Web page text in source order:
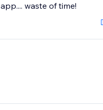
waste of time!